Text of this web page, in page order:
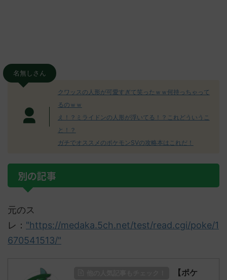
名無しさん
クワッスの人形が可愛すぎて笑ったｗｗ何持っちゃって
るのｗｗ
え！？ミライドンの人形が浮いてる！？これどういうこ
と！？
ガチでオススメのポケモンSVの攻略本はこれだ！
別の記事
元のス
レ： "https://medaka.5ch.net/test/read.cgi/poke/1
670541513/"
【ポケ